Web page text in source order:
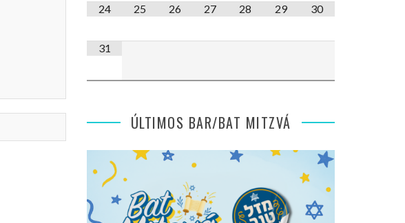
24 25 26 27 28 29 30
31
ÚLTIMOS BAR/BAT MITZVÁ